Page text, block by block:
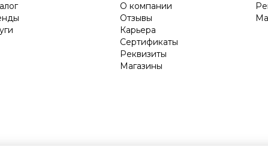
О компании
Отзывы
Карьера
Сертификаты
Реквизиты
Магазины